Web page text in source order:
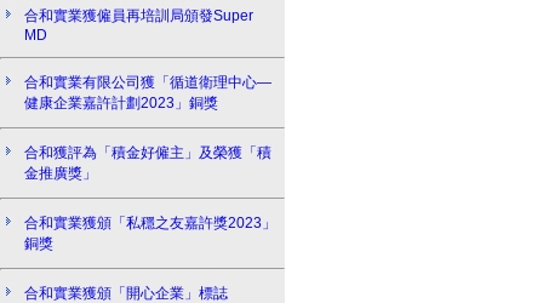
合和實業獲僱員再培訓局頒發Super
MD
合和實業有限公司獲「循道衛理中心—
健康企業嘉許計劃2023」銅獎
合和獲評為「積金好僱主」及榮獲「積
金推廣獎」
合和實業獲頒「私穩之友嘉許獎2023」
銅獎
合和實業獲頒「開心企業」標誌